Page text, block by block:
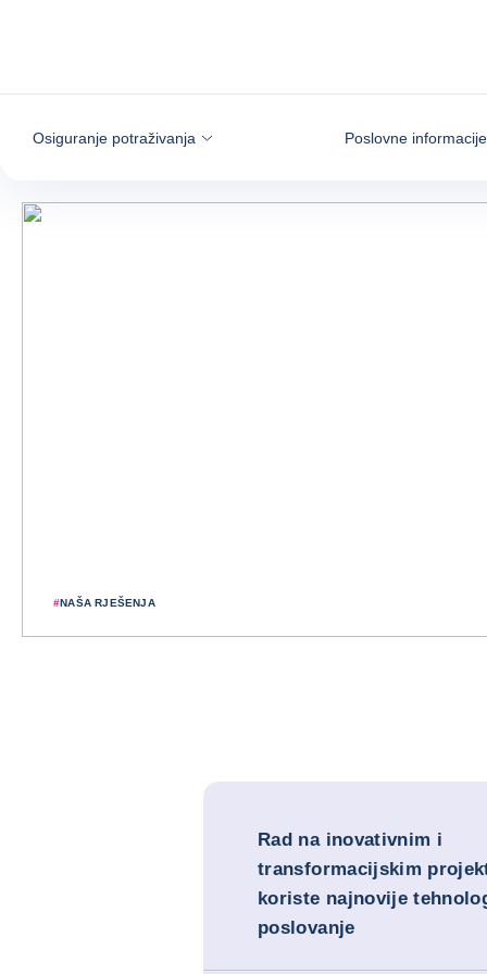
Osiguranje potraživanja Poslovne informacije
#NAŠA RJEŠENJA
Rad na inovativnim i
transformacijskim
koriste najnovije
poslovanje